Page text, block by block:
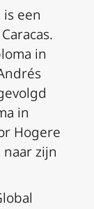
is een
in
in
Hogere
naar zijn